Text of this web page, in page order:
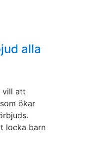
alla
vill att
ökar
locka barn